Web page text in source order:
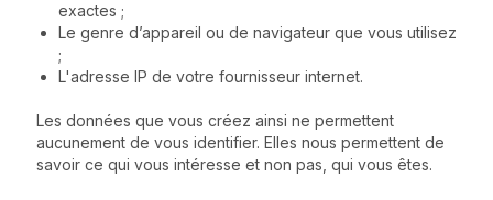
exactes ;
Le genre d’appareil ou de navigateur que vous utilisez
;
L'adresse IP de votre fournisseur internet.
Les données que vous créez ainsi ne permettent
aucunement de vous identifier. Elles nous permettent de
savoir ce qui vous intéresse et non pas, qui vous êtes.